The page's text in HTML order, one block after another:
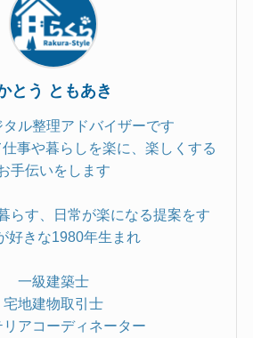
とう ともあき
ル整理アドバイザーです
事や暮らしを楽に、楽しくする
手伝いをします
らす、日常が楽になる提案をす
好きな1980年生まれ
一級建築士
宅地建物取引士
リアコーディネーター